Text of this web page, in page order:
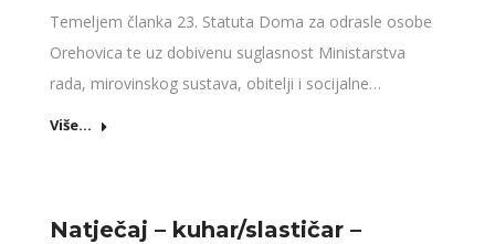
Temeljem članka 23. Statuta Doma za odrasle osobe
Orehovica te uz dobivenu suglasnost Ministarstva
rada, mirovinskog sustava, obitelji i socijalne…
Više...
Natječaj – kuhar/slastičar –